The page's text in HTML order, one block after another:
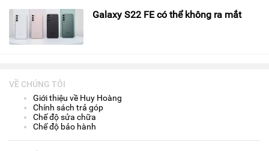
Galaxy S22 FE có thể không ra mắt
VỀ CHÚNG TÔI
Giới thiệu về Huy Hoàng
Chính sách trả góp
Chế độ sửa chữa
Chế độ bảo hành